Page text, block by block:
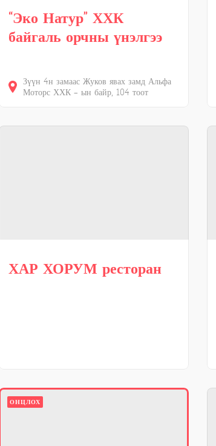
“Эко Натур” ХХК
байгаль орчны үнэлгээ
Зүүн 4н замаас Жуков явах замд Альфа
Моторс ХХК - ын байр, 104 тоот
ХАР ХОРУМ ресторан
ОНЦЛОХ